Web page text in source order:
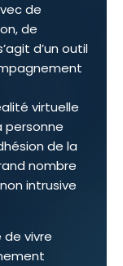
de
de
d’un outil
virtuelle
personne
de la
nombre
intrusive
vivre